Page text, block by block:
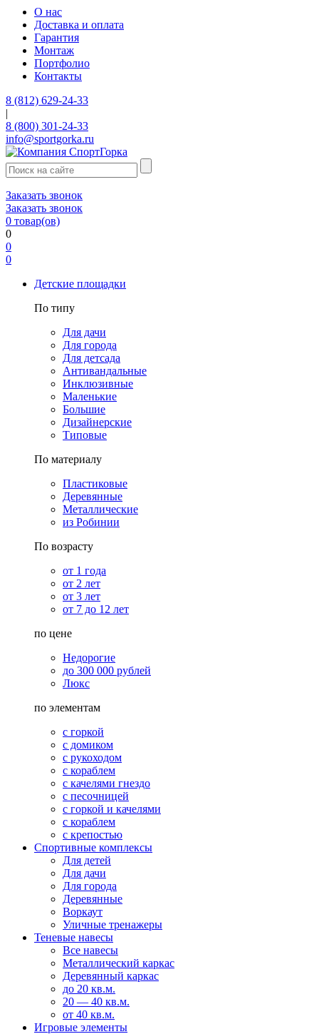
О нас
Доставка и оплата
Гарантия
Монтаж
Портфолио
Контакты
8 (812) 629-24-33
|
8 (800) 301-24-33
info@sportgorka.ru
Заказать звонок
Заказать звонок
0 товар(ов)
0
0
0
Детские площадки
По типу
Для дачи
Для города
Для детсада
Антивандальные
Инклюзивные
Маленькие
Большие
Дизайнерские
Типовые
По материалу
Пластиковые
Деревянные
Металлические
из Робинии
По возрасту
от 1 года
от 2 лет
от 3 лет
от 7 до 12 лет
по цене
Недорогие
до 300 000 рублей
Люкс
по элементам
с горкой
с домиком
с рукоходом
с кораблем
с качелями гнездо
с песочницей
с горкой и качелями
с кораблем
с крепостью
Спортивные комплексы
Для детей
Для дачи
Для города
Деревянные
Воркаут
Уличные тренажеры
Теневые навесы
Все навесы
Металлический каркас
Деревянный каркас
до 20 кв.м.
20 — 40 кв.м.
от 40 кв.м.
Игровые элементы